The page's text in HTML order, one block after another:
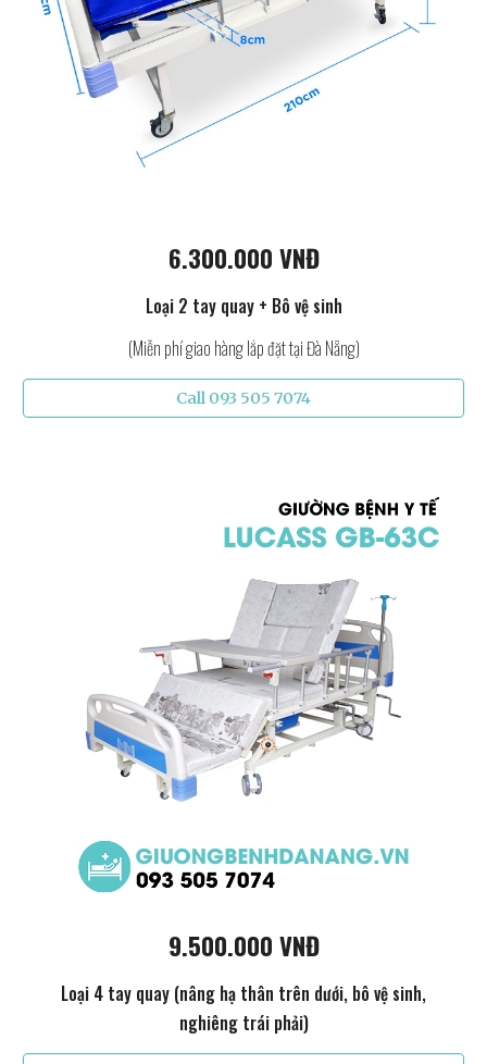
6.300.000 VNĐ
Loại 2 tay quay + Bô vệ sinh
(Miễn phí giao hàng lắp đặt tại Đà Nẵng)
Call 093 505 7074
9.500.000 VNĐ
Loại 4 tay quay (nâng hạ thân trên dưới, bô vệ sinh,
nghiêng trái phải)